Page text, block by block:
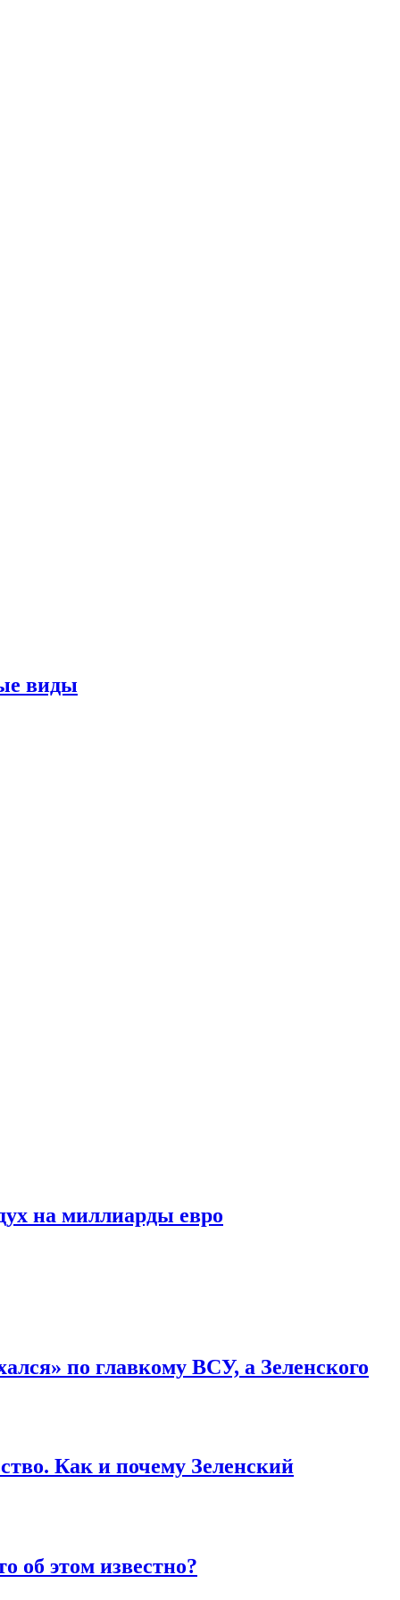
виды
на миллиарды евро
по главкому ВСУ, а Зеленского
Как и почему Зеленский
об этом известно?